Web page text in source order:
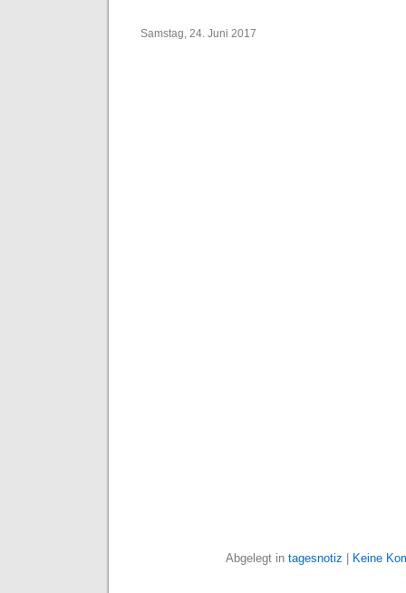
Samstag, 24. Juni 2017
Abgelegt in tagesnotiz Keine